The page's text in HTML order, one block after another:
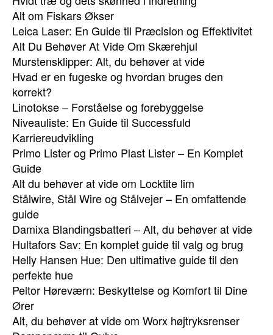
Alt om Fiskars Økser
Leica Laser: En Guide til Præcision og Effektivitet
Alt Du Behøver At Vide Om Skærehjul
Murstensklipper: Alt, du behøver at vide
Hvad er en fugeske og hvordan bruges den
korrekt?
Linotokse – Forståelse og forebyggelse
Niveauliste: En Guide til Successfuld
Karriereudvikling
Primo Lister og Primo Plast Lister – En Komplet
Guide
Alt du behøver at vide om Locktite lim
Stålwire, Stål Wire og Stålvejer – En omfattende
guide
Damixa Blandingsbatteri – Alt, du behøver at vide
Hultafors Sav: En komplet guide til valg og brug
Helly Hansen Hue: Den ultimative guide til den
perfekte hue
Peltor Høreværn: Beskyttelse og Komfort til Dine
Ører
Alt, du behøver at vide om Worx højtryksrenser